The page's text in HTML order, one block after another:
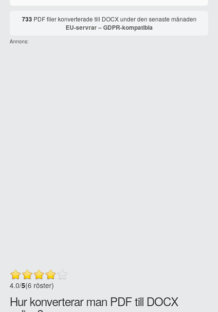
733PDF filer konverterade till DOCX under den senaste månaden
EU-servrar – GDPR-kompatibla
Annons:
4.0/5(6 röster)
Hur konverterar man PDF till DOCX